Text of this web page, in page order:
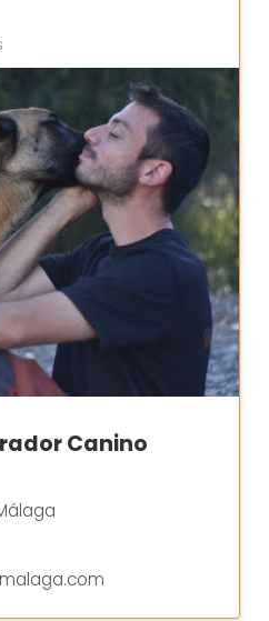
Canino